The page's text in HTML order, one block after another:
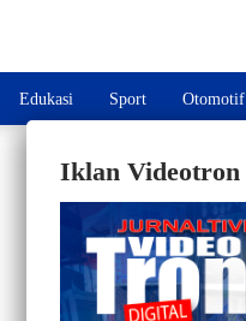
Edukasi Sport Otomotif
Iklan Videotron